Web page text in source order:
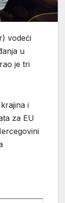
vodeći
u
je tri
i
za EU